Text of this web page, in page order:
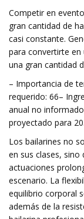
Competir en
gran cantidad de
casi constante.
para convertirte
una gran cantidad
– Importancia de
requerido: 66–
anual no
proyectado para
Los bailarines no
en sus clases,
actuaciones
escenario. La
equilibrio corporal
además de la